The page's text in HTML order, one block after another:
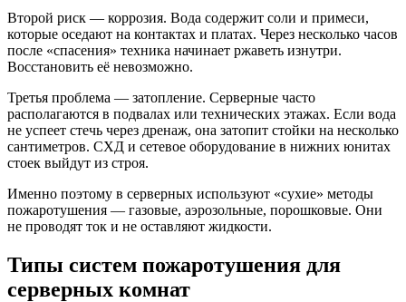
Второй риск — коррозия. Вода содержит соли и примеси,
которые оседают на контактах и платах. Через несколько часов
после «спасения» техника начинает ржаветь изнутри.
Восстановить её невозможно.
Третья проблема — затопление. Серверные часто
располагаются в подвалах или технических этажах. Если вода
не успеет стечь через дренаж, она затопит стойки на несколько
сантиметров. СХД и сетевое оборудование в нижних юнитах
стоек выйдут из строя.
Именно поэтому в серверных используют «сухие» методы
пожаротушения — газовые, аэрозольные, порошковые. Они
не проводят ток и не оставляют жидкости.
Типы систем пожаротушения для
серверных комнат